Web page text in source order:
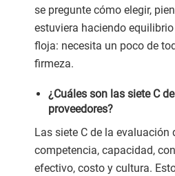
se pregunte cómo elegir,
estuviera haciendo
floja: necesita un poco de
firmeza.
¿Cuáles son las siete C
proveedores?
Las siete C de la evaluación
competencia, capacidad,
efectivo, costo y cultura.